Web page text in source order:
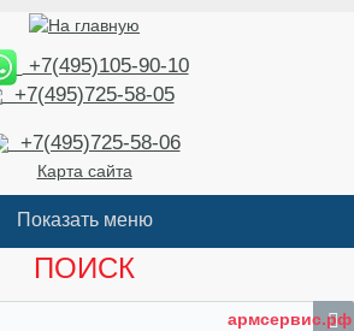
+7(495)105-90-10
+7(495)725-58-05
+7(495)725-58-06
Карта сайта
ПОИСК
армсервис.рф